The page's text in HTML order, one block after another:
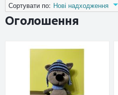
Сортувати по: Нові надходження
Оголошення